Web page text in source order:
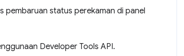
pembaruan status perekaman di panel
Developer Tools API.